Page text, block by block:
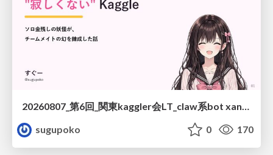
20260807_第6回_関東kaggler会LT_claw系bot xangiと始める、"寂しくない" kaggle
sugupoko
0 170